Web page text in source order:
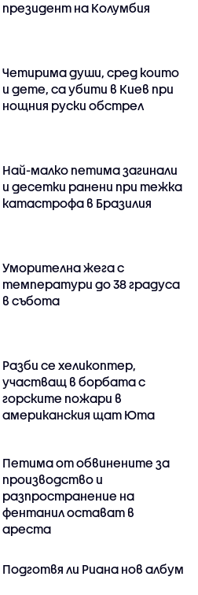
президент на Колумбия
Четирима души, сред които
и дете, са убити в Киев при
нощния руски обстрел
Най-малко петима загинали
и десетки ранени при тежка
катастрофа в Бразилия
Уморителна жега с
температури до 38 градуса
в събота
Разби се хеликоптер,
участващ в борбата с
горските пожари в
американския щат Юта
Петима от обвинените за
производство и
разпространение на
фентанил остават в
ареста
Подготвя ли Риана нов албум